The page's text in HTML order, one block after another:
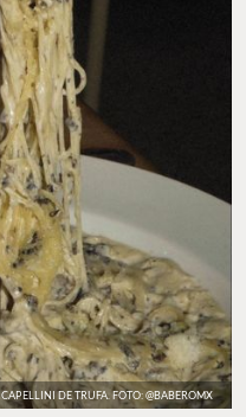
CAPELLINI DE TRUFA. FOTO: @BABEROMX